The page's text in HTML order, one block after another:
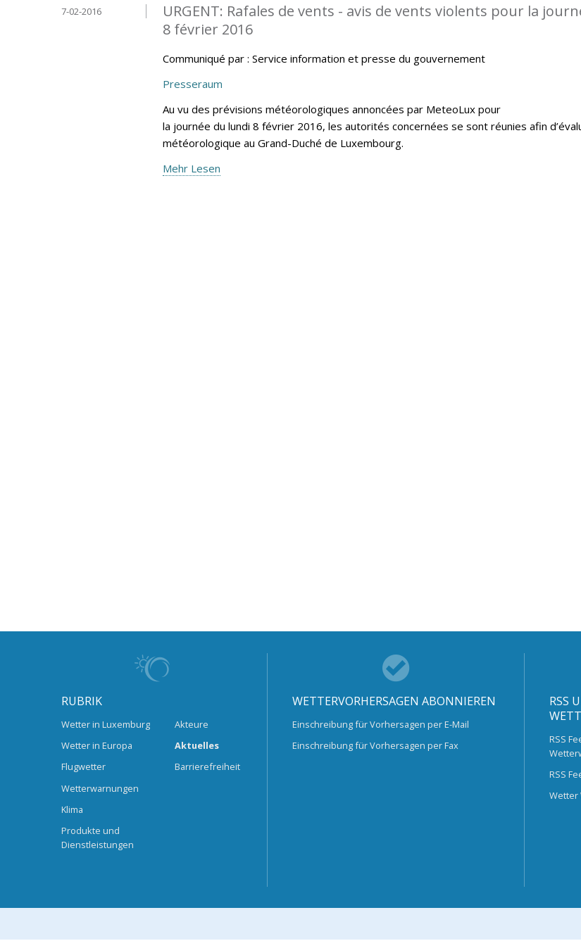
URGENT: Rafales de vents - avis de vents violents pour la
8 février 2016
Communiqué par : Service information et presse du gouvernement
7-02-2016
Presseraum
Au vu des prévisions météorologiques annoncées par MeteoLux pour
la journée du lundi 8 février 2016, les autorités concernées se sont réunies afin
météorologique au Grand-Duché de Luxembourg.
Mehr Lesen
RUBRIK
Wetter in Luxemburg
Wetter in Europa
Flugwetter
Wetterwarnungen
Klima
Produkte und
Dienstleistungen
Akteure
Aktuelles
Barrierefreiheit
WETTERVORHERSAGEN ABONNIEREN
Einschreibung für Vorhersagen per E-Mail
Einschreibung für Vorhersagen per Fax
RSS
RSS
RSS
Wetter